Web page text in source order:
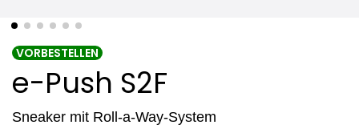
VORBESTELLEN
e-Push S2F
Sneaker mit Roll-a-Way-System